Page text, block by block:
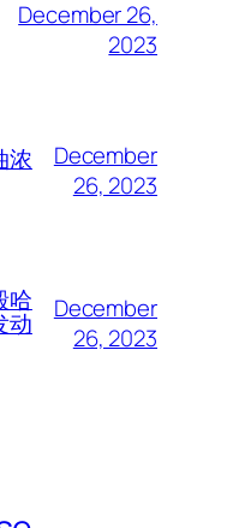
December 26,
2023
浓
December
26, 2023
哈
动
December
26, 2023